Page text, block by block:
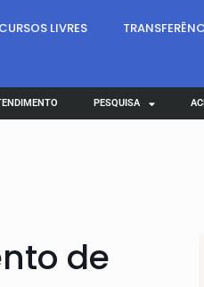
CURSOS LIVRES
PESQUISA
de